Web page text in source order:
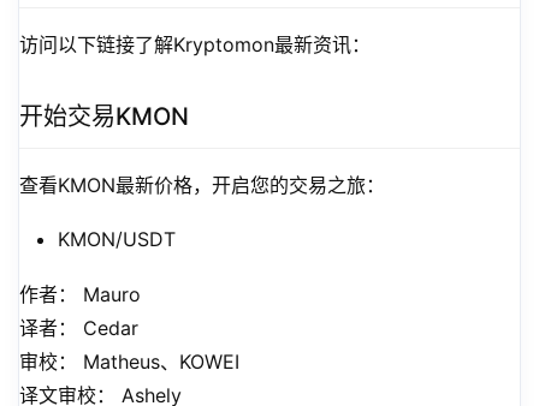
访问以下链接了解Kryptomon最新资讯：
开始交易KMON
查看KMON最新价格，开启您的交易之旅：
KMON/USDT
作者： Mauro
译者： Cedar
审校： Matheus、KOWEI
译文审校： Ashely